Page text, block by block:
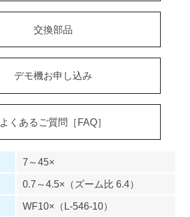
交換部品
デモ機お申し込み
よくあるご質問［FAQ］
7～45×
0.7～4.5×（ズーム比 6.4）
WF10×（L-546-10）